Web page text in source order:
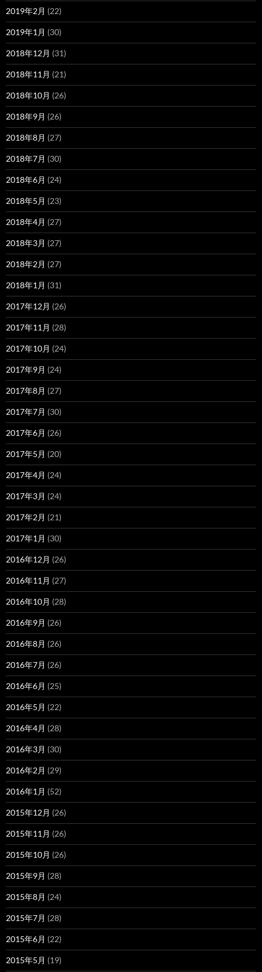
2019年2月 (22)
2019年1月 (30)
2018年12月 (31)
2018年11月 (21)
2018年10月 (26)
2018年9月 (26)
2018年8月 (27)
2018年7月 (30)
2018年6月 (24)
2018年5月 (23)
2018年4月 (27)
2018年3月 (27)
2018年2月 (27)
2018年1月 (31)
2017年12月 (26)
2017年11月 (28)
2017年10月 (24)
2017年9月 (24)
2017年8月 (27)
2017年7月 (30)
2017年6月 (26)
2017年5月 (20)
2017年4月 (24)
2017年3月 (24)
2017年2月 (21)
2017年1月 (30)
2016年12月 (26)
2016年11月 (27)
2016年10月 (28)
2016年9月 (26)
2016年8月 (26)
2016年7月 (26)
2016年6月 (25)
2016年5月 (22)
2016年4月 (28)
2016年3月 (30)
2016年2月 (29)
2016年1月 (52)
2015年12月 (26)
2015年11月 (26)
2015年10月 (26)
2015年9月 (28)
2015年8月 (24)
2015年7月 (28)
2015年6月 (22)
2015年5月 (19)